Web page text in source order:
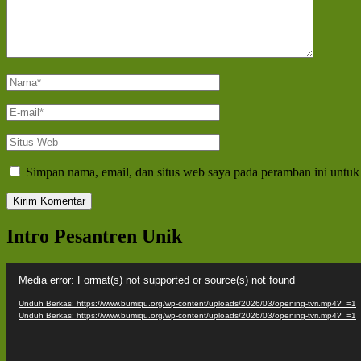
Nama*
E-
mail*
Situs
Web
Simpan nama, email, dan situs web saya pada peramban ini
Intro Pesantren Unik
Video
Media error: Format(s) not supported or source(s) not found
Unduh Berkas: https://www.bumiqu.org/wp-content/uploads/2026/03/opening-tvri.mp4?_=1
Unduh Berkas: https://www.bumiqu.org/wp-content/uploads/2026/03/opening-tvri.mp4?_=1